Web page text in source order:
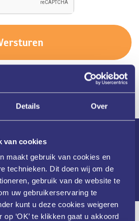
Details Over
van cookies
maakt gebruik van cookies en
technieken. Dit doen wij om de
gebruik van de website te
uw gebruikerservaring te
kunt u deze cookies weigeren
‘OK’ te klikken gaat u akkoord
aandacht
tijd voor u en uw huid.